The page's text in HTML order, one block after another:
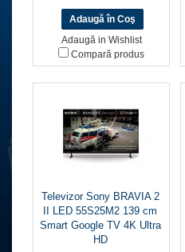
Adaugă in Wishlist
Compară produs
Televizor Sony BRAVIA 2
II LED 55S25M2 139 cm
Smart Google TV 4K Ultra
HD